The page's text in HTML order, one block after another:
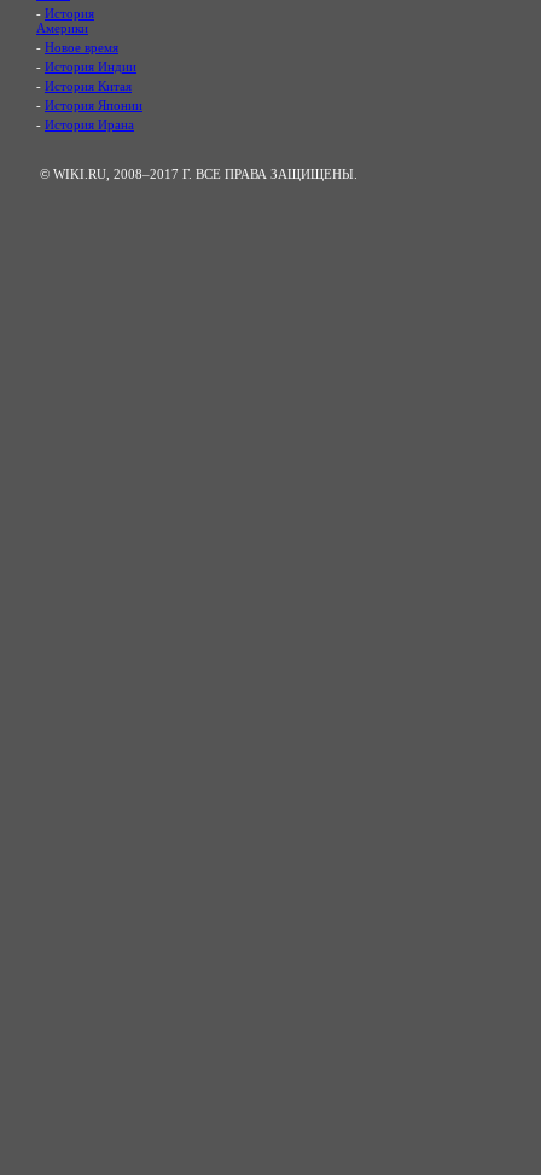
- История
Америки
- Новое время
- История Индии
- История Китая
- История Японии
- История Ирана
© WIKI.RU, 2008–2017 Г. ВСЕ ПРАВА ЗАЩИЩЕНЫ.